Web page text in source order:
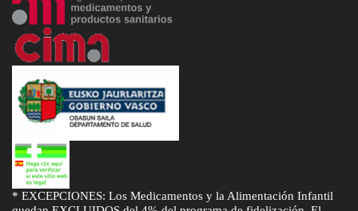
* EXCEPCIONES: Los Medicamentos y la Alimentación Infantil